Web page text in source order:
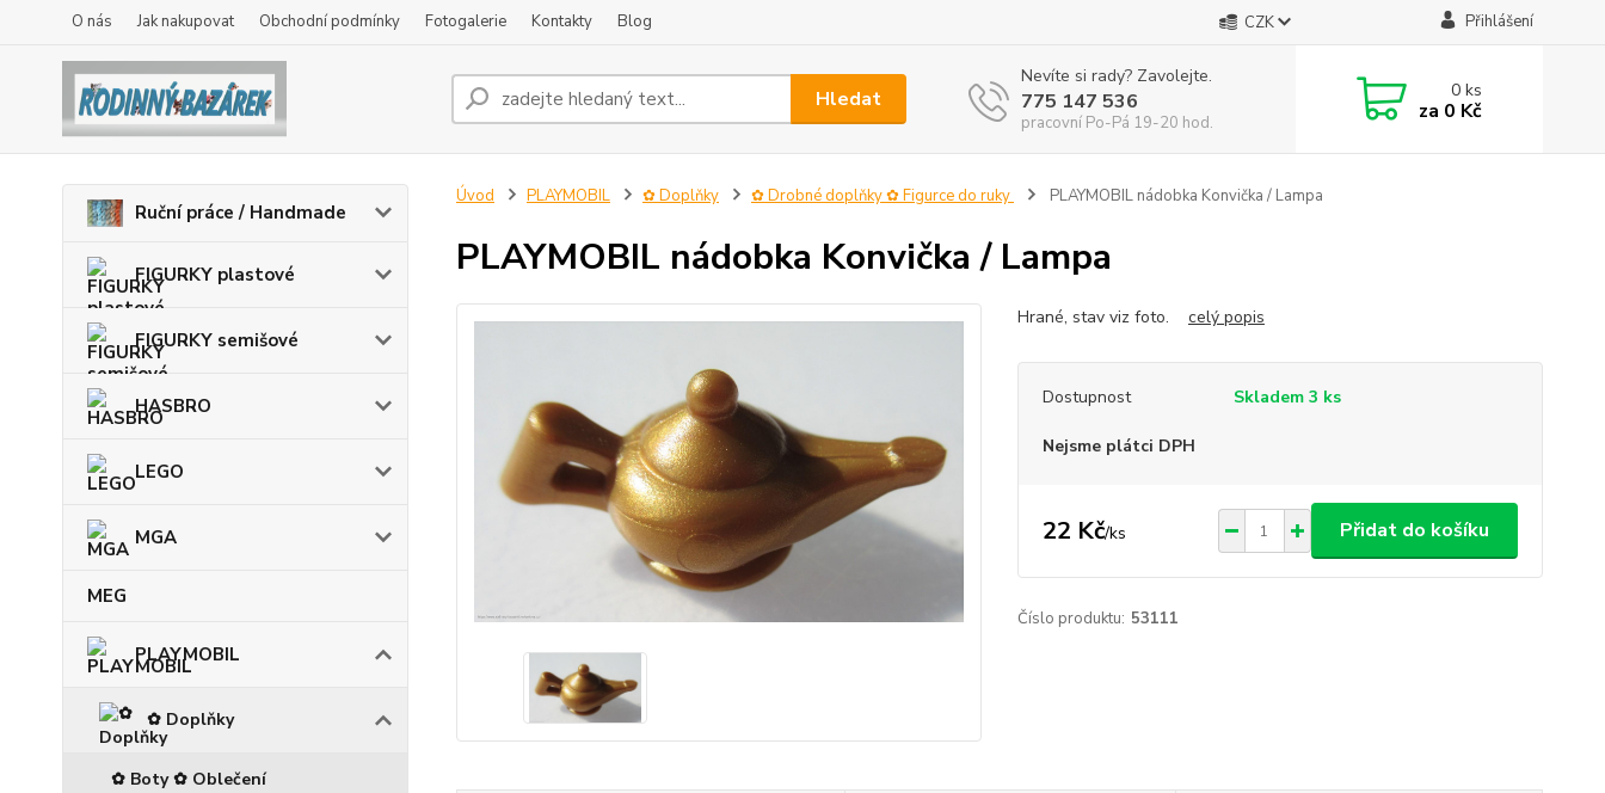
O nás Jak nakupovat Obchodní podmínky Fotogalerie Kontakty Blog CZK Přihlášení
Hledat
Nevíte si rady? Zavolejte.
775 147 536
pracovní Po-Pá 19-20 hod.
0ks
za 0 Kč
Ruční práce / Handmade
FIGURKY plastové
FIGURKY semišové
HASBRO
LEGO
MGA
MEG
PLAYMOBIL
✿ Doplňky
✿ Boty ✿ Oblečení
Úvod PLAYMOBIL ✿ Doplňky ✿ Drobné doplňky ✿ Figurce do ruky PLAYMOBIL nádobka Konvička / Lampa
PLAYMOBIL nádobka Konvička / Lampa
Hrané, stav viz foto. celý popis
Dostupnost Skladem 3 ks
Nejsme plátci DPH
22 Kč/ks Přidat do košíku
Číslo produktu: 53111